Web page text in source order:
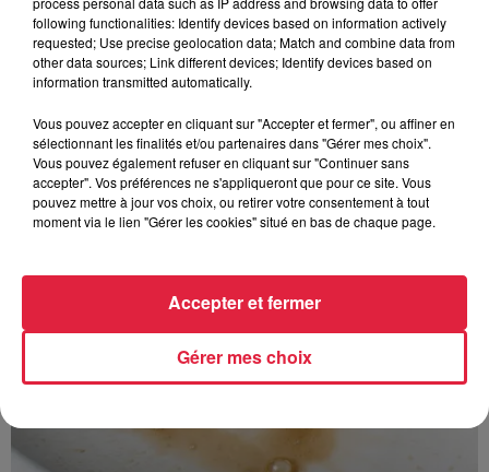
À découvrir également
following functionalities: Identify devices based on information actively
requested; Use precise geolocation data; Match and combine data from
other data sources; Link different devices; Identify devices based on
information transmitted automatically.
Vous pouvez accepter en cliquant sur "Accepter et fermer", ou affiner en
sélectionnant les finalités et/ou partenaires dans "Gérer mes choix".
Vous pouvez également refuser en cliquant sur "Continuer sans
accepter". Vos préférences ne s'appliqueront que pour ce site. Vous
pouvez mettre à jour vos choix, ou retirer votre consentement à tout
moment via le lien "Gérer les cookies" situé en bas de chaque page.
Gérer mes choix
Accepter et fermer